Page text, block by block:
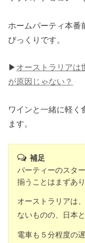
ホームパーティ本番
びっくりです。
▶︎ オーストラリアは
が原因じゃない？
ワインと一緒に軽く
ます。
補足
パーティーのスタ
揃うことはまずあ
オーストラリアは
ないものの、日本
電車も５分程度の